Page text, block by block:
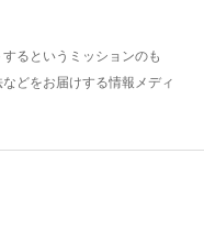
るというミッションのも
どをお届けする情報メディ